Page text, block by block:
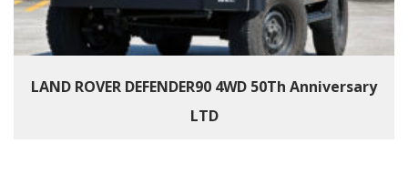
LAND ROVER DEFENDER90 4WD 50Th Anniversary
LTD